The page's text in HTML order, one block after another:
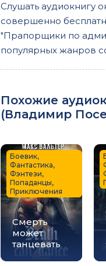
Слушать аудиокнигу
совершенно
"Прапорщики по
популярных жанров
Похожие
(Владимир
Смерть
может
танцевать
Боевик,
Фантастика,
Фэнтези,
Попаданцы,
Приключения